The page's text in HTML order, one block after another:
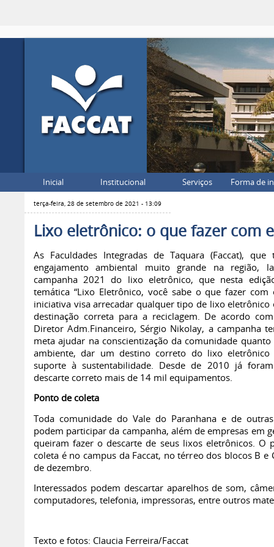
Inicial Institucional Serviços Forma de
terça-feira, 28 de setembro de 2021 - 13:09
Lixo eletrônico: o que fazer com
As Faculdades Integradas de Taquara (Faccat),
engajamento ambiental muito grande na região,
campanha 2021 do lixo eletrônico, que nesta
temática “Lixo Eletrônico, você sabe o que fazer com
iniciativa visa arrecadar qualquer tipo de lixo eletrônico
destinação correta para a reciclagem. De acordo
Diretor Adm.Financeiro, Sérgio Nikolay, a campanha
meta ajudar na conscientização da comunidade
ambiente, dar um destino correto do lixo
suporte à sustentabilidade. Desde de 2010 já
descarte correto mais de 14 mil equipamentos.
Ponto de coleta
Toda comunidade do Vale do Paranhana e de
podem participar da campanha, além de empresas em
queiram fazer o descarte de seus lixos eletrônicos. O
coleta é no campus da Faccat, no térreo dos blocos B e
de dezembro.
Interessados podem descartar aparelhos de som,
computadores, telefonia, impressoras, entre outros
Texto e fotos: Claucia Ferreira/Faccat